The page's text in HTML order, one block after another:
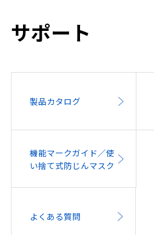
サポート
製品カタログ
機能マークガイド／使
い捨て式防じんマスク
よくある質問